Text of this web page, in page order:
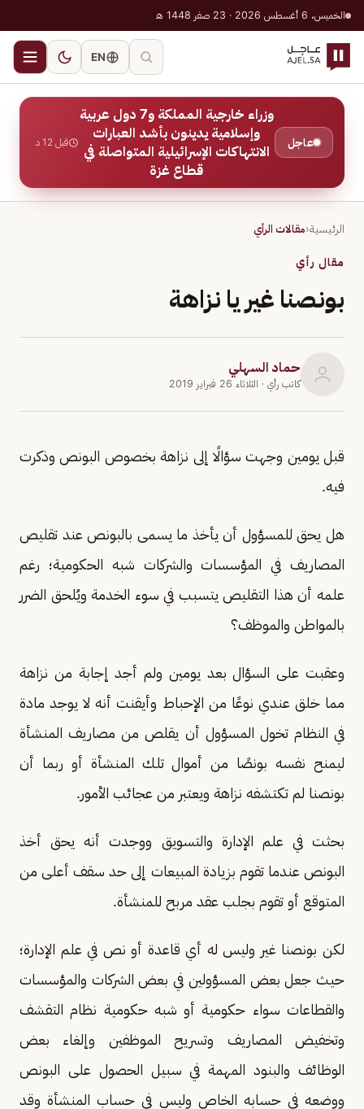
الخميس، 6 أغسطس 2026 · 23 صفر 1448 هـ
EN
عاجل
وزراء خارجية المملكة و7 دول عربية
وإسلامية يدينون بأشد العبارات
الانتهاكات الإسرائيلية المتواصلة في
قطاع غزة
قبل 12 د
الرئيسية‹مقالات الرأي
مقال رأي
بونصنا غير يا نزاهة
حماد السهلي
كاتب رأي · الثلاثاء 26 فبراير 2019
‏قبل يومين وجهت سؤالًا إلى نزاهة بخصوص البونص وذكرت
فيه.
هل يحق للمسؤول أن يأخذ ما يسمى بالبونص عند تقليص
المصاريف في المؤسسات والشركات شبه الحكومية؛ رغم
علمه أن هذا التقليص يتسبب في سوء الخدمة ويُلحق الضرر
بالمواطن والموظف؟
وعقبت على السؤال بعد يومين ولم أجد إجابة من نزاهة
مما خلق عندي نوعًا من الإحباط وأيقنت أنه لا يوجد مادة
في النظام تخول المسؤول أن يقلص من مصاريف المنشأة
ليمنح نفسه بونصًا من أموال تلك المنشأة أو ربما أن
بونصنا لم تكتشفه نزاهة ويعتبر من عجائب الأمور.
بحثت في علم الإدارة والتسويق ووجدت أنه يحق أخذ
البونص عندما تقوم بزيادة المبيعات إلى حد سقف أعلى من
المتوقع أو تقوم بجلب عقد مربح للمنشأة.
لكن بونصنا غير وليس له أي قاعدة أو نص في علم الإدارة؛
حيث جعل بعض المسؤولين في بعض الشركات والمؤسسات
والقطاعات سواء حكومية أو شبه حكومية نظام التقشف
وتخفيض المصاريف وتسريح الموظفين وإلغاء بعض
الوظائف والبنود المهمة في سبيل الحصول على البونص
ووضعه في حسابه الخاص وليس في حساب المنشأة وقد